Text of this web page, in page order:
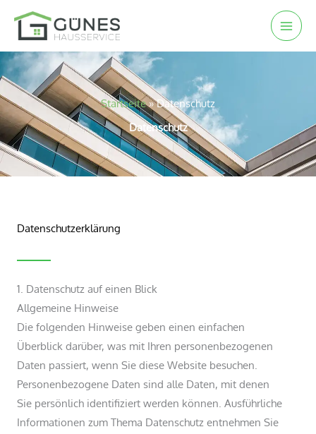
Startseite»Datenschutz
Datenschutz
Datenschutzerklärung
1. Datenschutz auf einen Blick
Allgemeine Hinweise
Die folgenden Hinweise geben einen einfachen
Überblick darüber, was mit Ihren personenbezogenen
Daten passiert, wenn Sie diese Website besuchen.
Personenbezogene Daten sind alle Daten, mit denen
Sie persönlich identifiziert werden können. Ausführliche
Informationen zum Thema Datenschutz entnehmen Sie